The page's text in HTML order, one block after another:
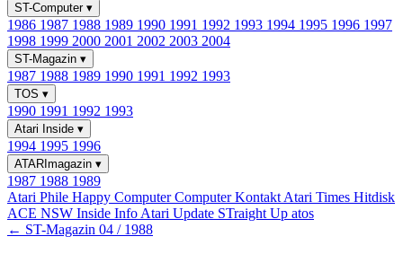
ST-Computer ▾
1986 1987 1988 1989 1990 1991 1992 1993 1994 1995 1996 1997
1998 1999 2000 2001 2002 2003 2004
ST-Magazin ▾
1987 1988 1989 1990 1991 1992 1993
TOS ▾
1990 1991 1992 1993
Atari Inside ▾
1994 1995 1996
ATARImagazin ▾
1987 1988 1989
Atari Phile Happy ComputerComputer Kontakt Atari Times Hitdisk
ACE NSW Inside Info Atari Update STraight Up atos
← ST-Magazin 04 / 1988